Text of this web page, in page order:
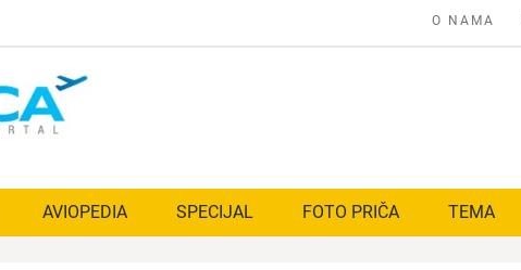
O NAMA
AVIOPEDIA SPECIJAL FOTO PRIČA TEMA